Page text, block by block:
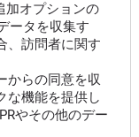
加オプションの
ータを収集す
、訪問者に関す
からの同意を収
な機能を提供し
やその他のデー